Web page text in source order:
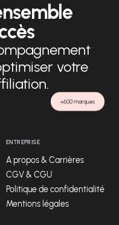
+600 marques
votre
ENTREPRISE
A propos & Carrières
CGV & CGU
Politique de confidentialité
Mentions légales